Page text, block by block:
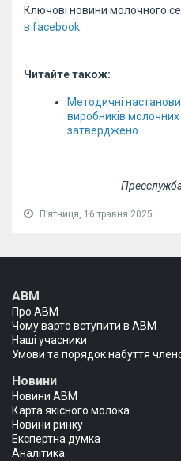
Ключові новини молочного
в facebook.
Читайте також:
Методичні
виробників молочних
затверджено
Пʼятниця, 16 травня 2025
АВМ
Про АВМ
Чому варто вступити в АВМ
Наші учасники
Умови та порядок набуття
Новини
Новини АВМ
Карта якісного молока
Новини ринку
Експертна думка
Аналітика